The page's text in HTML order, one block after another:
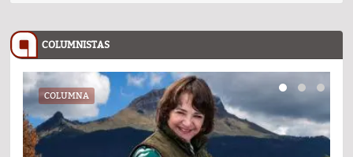
COLUMNISTAS
COLUMNA